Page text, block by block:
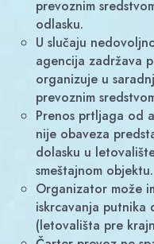
prevoznim
odlasku.
U slučaju nedovoljnog broja prijavljanih putnika
agencija zadržava
organizuje u
prevoznim
Prenos prtljaga od autobusa do smeštajnog objekta
nije obaveza
dolasku u
smeštajnom objektu.
Organizator može imati nekoliko usputnih mesta
iskrcavanja putnika
(letovališta pre